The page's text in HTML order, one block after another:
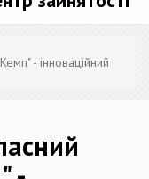
- інноваційний